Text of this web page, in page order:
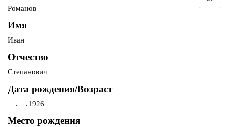
Романов
Имя
Иван
Отчество
Степанович
Дата рождения/Возраст
__.__.1926
Место рождения